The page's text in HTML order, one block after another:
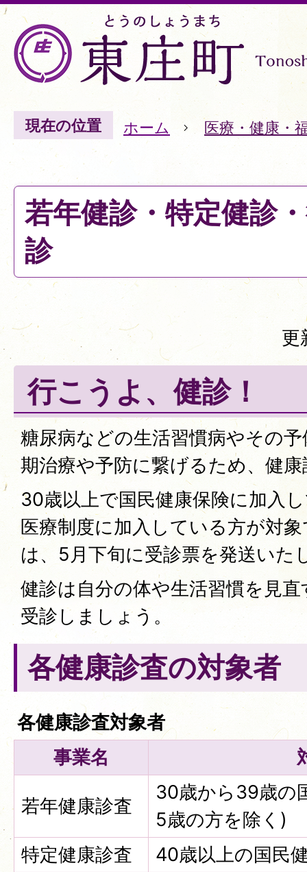
現在の位置 ホーム 医療・健康・
若年健診・特定健診
診
更
行こうよ、健診！
糖尿病などの生活習慣病やその
期治療や予防に繋げるため、健
30歳以上で国民健康保険に加入
医療制度に加入している方が対
は、5月下旬に受診票を発送いた
健診は自分の体や生活習慣を見
受診しましょう。
各健康診査の対象者
各健康診査対象者
事業名
若年健康診査
30歳から39歳の
5歳の方を除く)
特定健康診査
40歳以上の国民